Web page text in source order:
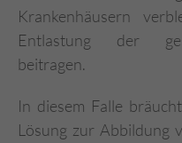
Krankenhäusern
Entlastung der
beitragen.
In diesem Falle
Lösung zur Abbildung